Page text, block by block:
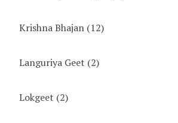
Krishna Bhajan (12)
Languriya Geet (2)
Lokgeet (2)